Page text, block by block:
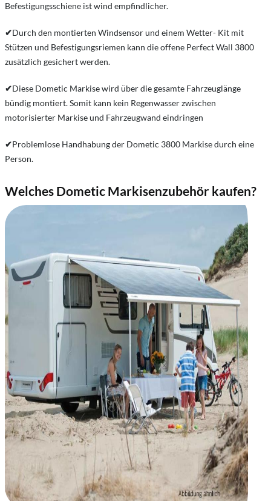
Befestigungsschiene ist wind empfindlicher.
✔Durch den montierten Windsensor und einem Wetter- Kit mit
Stützen und Befestigungsriemen kann die offene Perfect Wall 3800
zusätzlich gesichert werden.
✔Diese Dometic Markise wird über die gesamte Fahrzeuglänge
bündig montiert. Somit kann kein Regenwasser zwischen
motorisierter Markise und Fahrzeugwand eindringen
✔Problemlose Handhabung der Dometic 3800 Markise durch eine
Person.
Welches Dometic Markisenzubehör kaufen?